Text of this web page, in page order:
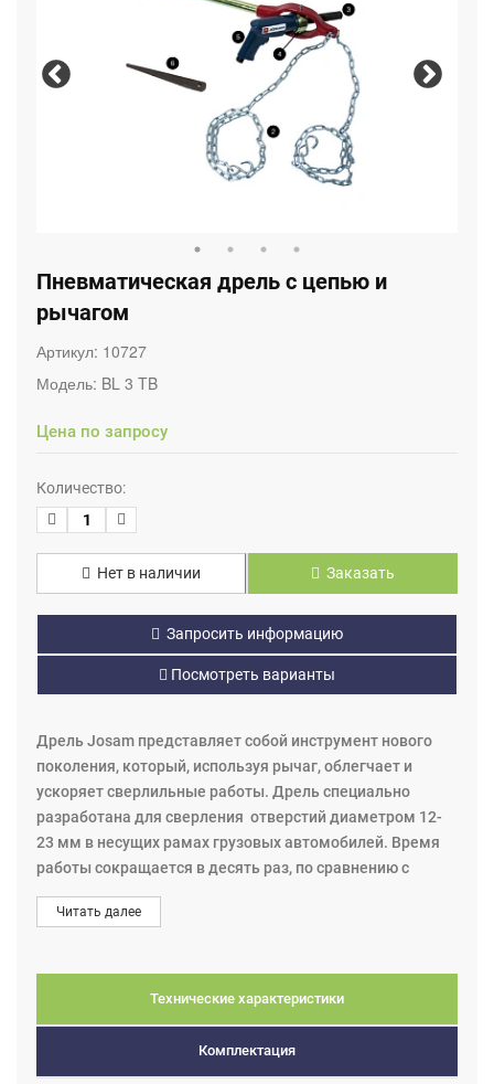
Пневматическая дрель с цепью и
рычагом
Артикул: 10727
Модель: BL 3 TB
Цена по запросу
Количество:
Нет в наличии Заказать
Запросить информацию
Посмотреть варианты
Дрель Josam представляет собой инструмент нового
поколения, который, используя рычаг, облегчает и
ускоряет сверлильные работы. Дрель специально
разработана для сверления отверстий диаметром 12-
23 мм в несущих рамах грузовых автомобилей. Время
работы сокращается в десять раз, по сравнению с
обычными электрическими дрелями. 700 мм
удлинитель делает возможным производить работы со
и таким образом фиксировать рычаг. Рычаг позволяет
сверлить отверстия из различных положений и снижает
вероятность получения травмы механиком.
Читать далее
Технические характеристики
Комплектация